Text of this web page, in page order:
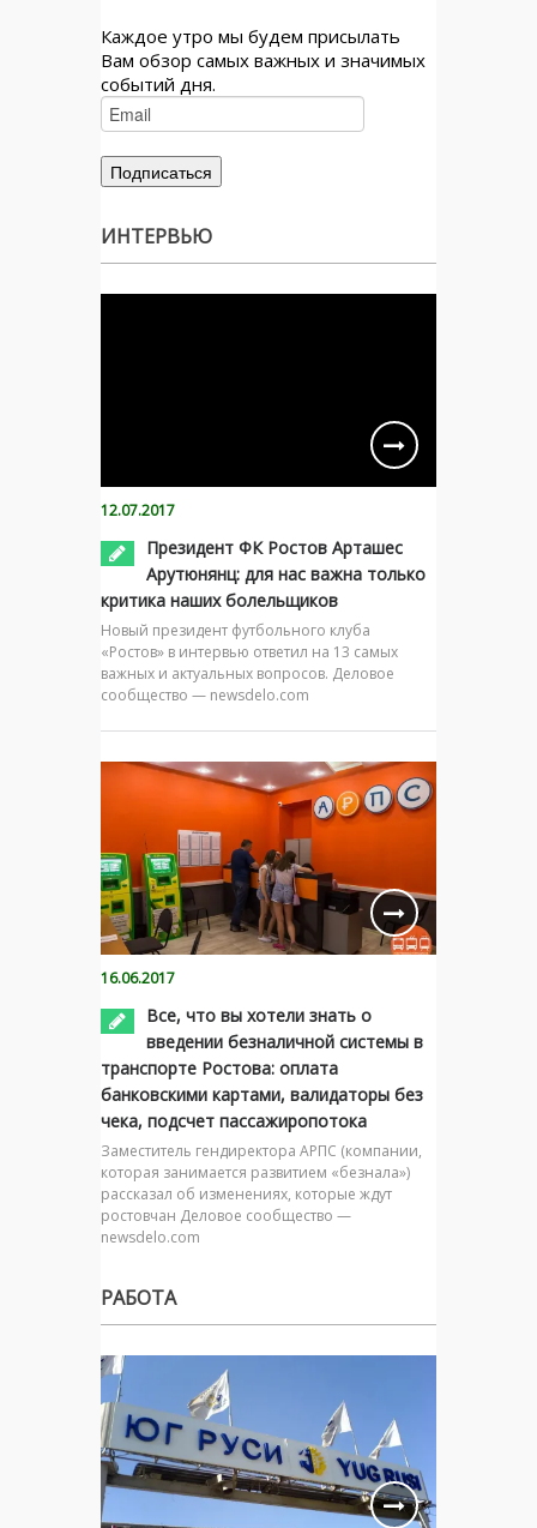
Каждое утро мы будем присылать
Вам обзор самых важных и значимых
событий дня.
ИНТЕРВЬЮ
12.07.2017
Президент ФК Ростов Арташес
Арутюнянц: для нас важна только
критика наших болельщиков
Новый президент футбольного клуба
«Ростов» в интервью ответил на 13 самых
важных и актуальных вопросов. Деловое
сообщество — newsdelo.com
16.06.2017
Все, что вы хотели знать о
введении безналичной системы в
транспорте Ростова: оплата
банковскими картами, валидаторы без
чека, подсчет пассажиропотока
Заместитель гендиректора АРПС (компании,
которая занимается развитием «безнала»)
рассказал об изменениях, которые ждут
ростовчан Деловое сообщество —
newsdelo.com
РАБОТА